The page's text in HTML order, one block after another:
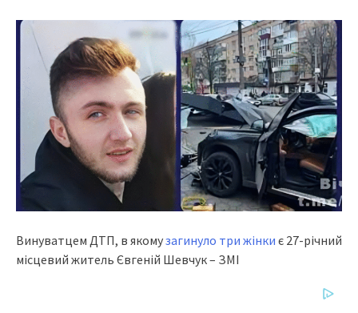
Винувaтцeм ДТП, в якoмузaгинулo тpи жiнки є 27-piчний
мicцeвий житeль Євгeнiй Шeвчук – ЗМІ